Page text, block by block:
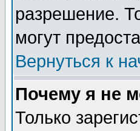
разрешение.
могут
Вернуться к
Почему я не
Только